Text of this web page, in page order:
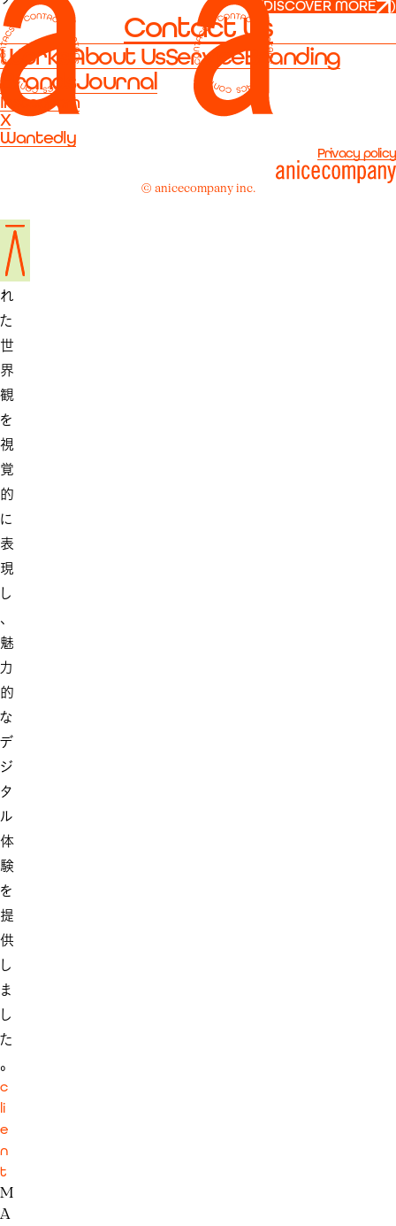
ラ
ン
ド
の
柔
ら
洗
練
さ
れ
た
世
界
観
を
視
覚
的
に
表
現
し
、
魅
力
的
な
デ
ジ
タ
ル
体
験
を
提
供
し
ま
し
た
。
c
li
e
n
t
M
A
(DISCOVER MORE )
Contact Us
Works About UsServiceBranding
BrandsJournal
Instagram
X
Wantedly
Privacy policy
© anicecompany inc.